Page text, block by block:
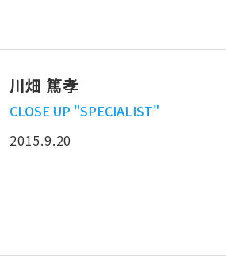
川畑 篤孝
CLOSE UP "SPECIALIST"
2015.9.20